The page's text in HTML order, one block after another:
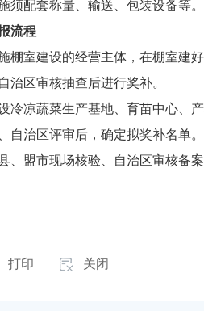
须配套称量、输送、包装设备等。
流程
棚室建设的经营主体，在棚室建
治区审核抽查后进行奖补。
冷凉蔬菜生产基地、育苗中心、
自治区评审后，确定拟奖补名单
、盟市现场核验、自治区审核备案
打印 关闭